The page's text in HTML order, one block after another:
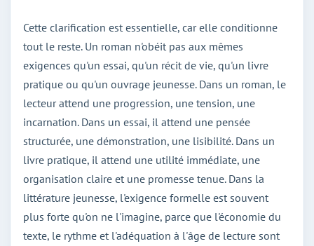
Cette clarification est essentielle, car elle conditionne
tout le reste. Un roman n'obéit pas aux mêmes
exigences qu'un essai, qu'un récit de vie, qu'un livre
pratique ou qu'un ouvrage jeunesse. Dans un roman, le
lecteur attend une progression, une tension, une
incarnation. Dans un essai, il attend une pensée
structurée, une démonstration, une lisibilité. Dans un
livre pratique, il attend une utilité immédiate, une
organisation claire et une promesse tenue. Dans la
littérature jeunesse, l'exigence formelle est souvent
plus forte qu'on ne l'imagine, parce que l'économie du
texte, le rythme et l'adéquation à l'âge de lecture sont